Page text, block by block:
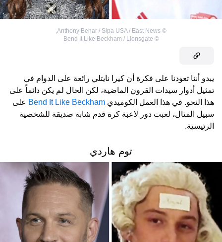
©
Anthony Behar / Sipa USA / East News
,
©
Bend It Like Beckham / Lionsgate
يبدو أننا تعودنا على فكرة أن كيرا نايتلي رائعة على الدوام في
تمثيل أدوار سيدات القرون الماضية، لكن الحال لم يكن دائماً على
هذا النحو. في هذا العمل الكوميدي Bend It Like Beckham على
سبيل المثال، لعبت دور لاعبة كرة قدم شابة صديقة للشخصية
الرئيسية.
توم هاردي